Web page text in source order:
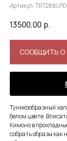
Артикул:TR7288LPD
13500,00 р.
СООБЩИТЬ
Ту­ни­ко­об­раз­ный
белом цвете.
Кимоно в
собрать образы как